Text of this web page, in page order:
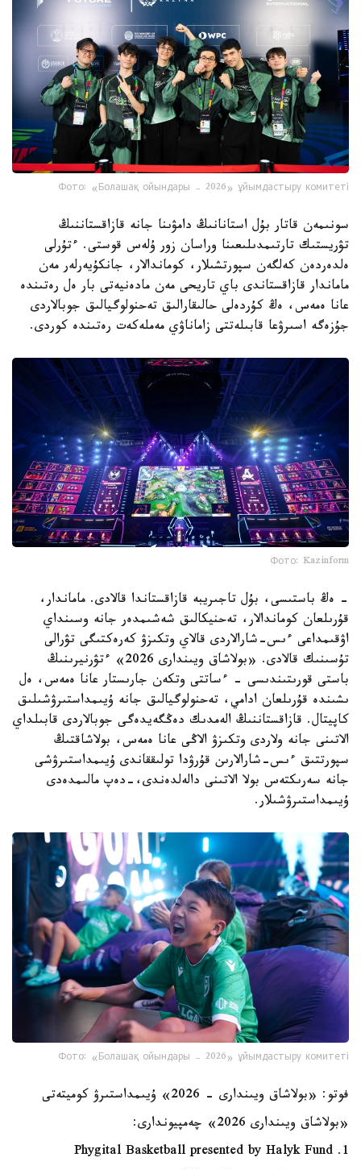
Фото: «Болашақ ойындары – 2026» ұйымдастыру комитеті
سونىمەن قاتار بۇل استانانىڭ دامۋىنا جانە قازاقستاننىڭ
تۋريستىك تارتىمدىلىعىنا وراسان زور ۇلەس قوستى. ءتۇرلى
ەلدەردەن كەلگەن سپورتشىلار، كوماندالار، جانكۇيەرلەر مەن
ماماندار قازاقستاندى باي تاريحى مەن مادەنيەتى بار ەل رەتىندە
عانا ەمەس، ەڭ كۇردەلى حالىقارالىق تەحنولوگيالىق جوبالاردى
جۇزەگە اسىرۋعا قابىلەتتى زاماناۋي مەملەكەت رەتىندە كوردى.
Фото: Kazinform
- ەڭ باستىسى، بۇل تاجىريبە قازاقستاندا قالادى. ماماندار،
قۇرىلعان كوماندالار، تەحنيكالىق شەشىمدەر جانە وسىنداي
اۋقىمداعى ءىس-شارالاردى قالاي وتكىزۋ كەرەكتىگى تۋرالى
تۇسىنىك قالادى. «بولاشاق ويىندارى 2026» ءتۋرنيرىنىڭ
باستى قورىتىندىسى - ءساتتى وتكەن جارىستار عانا ەمەس، ەل
ىشىندە قۇرىلعان ادامي، تەحنولوگيالىق جانە ۇيىمداستىرۋشىلىق
كاپيتال. قازاقستاننىڭ الەمدىك دەڭگەيدەگى جوبالاردى قابىلداي
الاتىنى جانە ولاردى وتكىزۋ الاڭى عانا ەمەس، بولاشاقتىڭ
سپورتتىق ءىس-شارالارىن قۇرۋدا تولىققاندى ۇيىمداستىرۋشى
جانە سەرىكتەس بولا الاتىنى دالەلدەندى،-دەپ مالىمدەدى
ۇيىمداستىرۋشىلار.
Фото: «Болашақ ойындары – 2026» ұйымдастыру комитеті
فوتو: «بولاشاق ويىندارى - 2026» ۇيىمداستىرۋ كوميتەتى
«بولاشاق ويىندارى 2026» چەمپيوندارى:
1. Phygital Basketball presented by Halyk Fund